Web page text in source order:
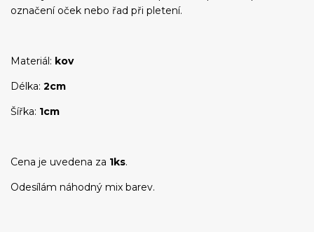
označení oček nebo řad při pletení.
Materiál: kov
Délka: 2cm
Šířka: 1cm
Cena je uvedena za 1ks.
Odesílám náhodný mix barev.